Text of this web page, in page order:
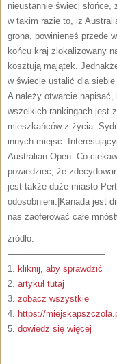
nieustannie świeci
w takim razie to, iż
grona, powinieneś przede
końcu kraj zlokalizowany
kosztują majątek.
w świecie ustalić dla
A należy otwarcie
wszelkich rankingach jest
mieszkańców z życia.
innych miejsc.
Australian Open. Co
powiedzieć, że
jest także duże miasto
odosobnieni.|Kanada jest
nas zaoferować całe
źródło:
———————————
1. kliknij, aby sprawdzić
2. artykuł tutaj
3. zobacz wszystkie
4. https://
5. dowiedz się więcej